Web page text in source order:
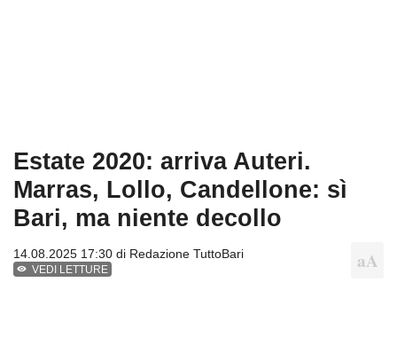
Estate 2020: arriva Auteri.
Marras, Lollo, Candellone: sì
Bari, ma niente decollo
14.08.2025 17:30 di Redazione TuttoBari
VEDI LETTURE